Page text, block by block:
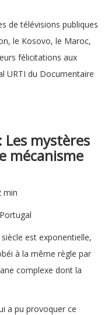
de télévisions publiques
le Kosovo, le Maroc,
félicitations aux
URTI du Documentaire
Les mystères
mécanisme
min
est exponentielle,
à la même règle par
complexe dont la
a pu provoquer ce